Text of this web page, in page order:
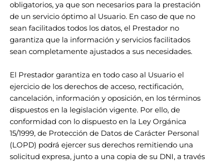
obligatorios, ya que son necesarios para la prestación
de un servicio óptimo al Usuario. En caso de que no
sean facilitados todos los datos, el Prestador no
garantiza que la información y servicios facilitados
sean completamente ajustados a sus necesidades.
El Prestador garantiza en todo caso al Usuario el
ejercicio de los derechos de acceso, rectificación,
cancelación, información y oposición, en los términos
dispuestos en la legislación vigente. Por ello, de
conformidad con lo dispuesto en la Ley Orgánica
15/1999, de Protección de Datos de Carácter Personal
(LOPD) podrá ejercer sus derechos remitiendo una
solicitud expresa, junto a una copia de su DNI, a través